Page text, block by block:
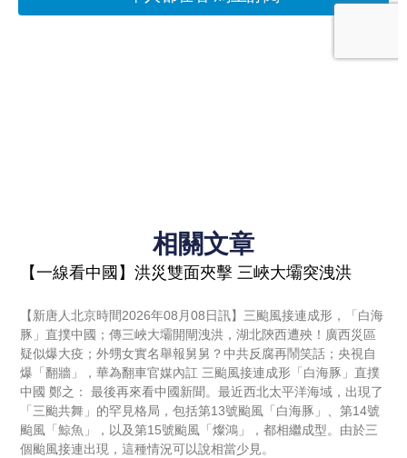
相關文章
【一線看中國】洪災雙面夾擊 三峽大壩突洩洪
【新唐人北京時間2026年08月08日訊】三颱風接連成形，「白海
豚」直撲中國；傳三峽大壩開閘洩洪，湖北陝西遭殃！廣西災區
疑似爆大疫；外甥女實名舉報舅舅？中共反腐再鬧笑話；央視自
爆「翻牆」，華為翻車官媒內訌 三颱風接連成形「白海豚」直撲
中國 鄭之： 最後再來看中國新聞。最近西北太平洋海域，出現了
「三颱共舞」的罕見格局，包括第13號颱風「白海豚」、第14號
颱風「鯨魚」，以及第15號颱風「燦鴻」，都相繼成型。由於三
個颱風接連出現，這種情況可以說相當少見。